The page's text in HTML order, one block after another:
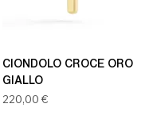
CIONDOLO CROCE ORO
GIALLO
Prezzo
220,00 €